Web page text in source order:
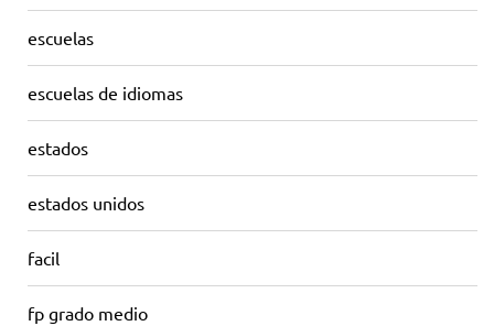
escuelas
escuelas de idiomas
estados
estados unidos
facil
fp grado medio